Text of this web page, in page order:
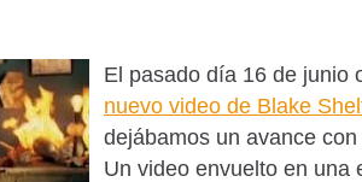
El pasado día 16 de junio
nuevo video de Blake
dejábamos un avance
Un video envuelto en una